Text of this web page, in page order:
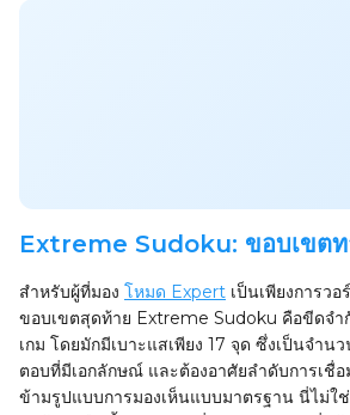
Extreme Sudoku: ขอบเขต
สำหรับผู้ที่มอง โหมด Expert เป็นเพียงการว
ขอบเขตสุดท้าย Extreme Sudoku คือขีดจ
เกม โดยมักมีเบาะแสเพียง 17 จุด ซึ่งเป็นจำน
ตอบที่มีเอกลักษณ์ และต้องอาศัยลำดับการเชื่
ข้ามรูปแบบการมองเห็นแบบมาตรฐาน นี่ไม่ใ